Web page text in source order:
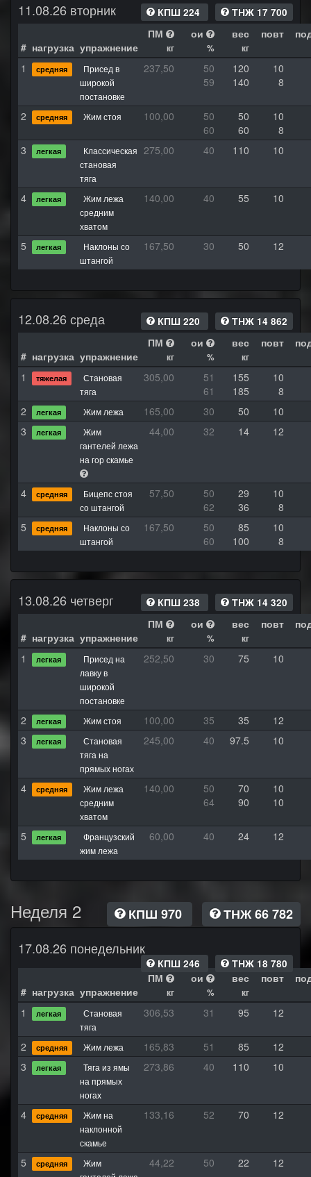
11.08.26 вторник КПШ 224 ТНЖ 17 700
# нагрузка упражнение
ПМ
кг
ои
%
вес
кг
повт
1 средняя
Присед в
широкой
постановке
237,50 50 120
10
59
140 8
2 средняя Жим стоя 100,00 50 50
10
60
60
8
3
легкая
Классическая
становая
тяга
275,00 40 110 10
4 легкая
Жим лежа
средним
хватом
140,00 40 55 10
5 легкая
Наклоны со
штангой
167,50 30 50 12
12.08.26 среда КПШ 220 ТНЖ 14 862
# нагрузка упражнение
ПМ
кг
ои
%
вес
кг
повт
1 тяжелая
Становая
тяга
305,00 51 155
10
61
185
8
2
легкая Жим лежа 165,00 30 50
10
3
легкая
Жим
гантелей лежа
на гор скамье
44,00 32 14 12
4 средняя
Бицепс стоя
со штангой
57,50 50 29
10
62
36
8
5
средняя
Наклоны со
штангой
167,50 50 85
10
60
100 8
13.08.26 четверг КПШ 238 ТНЖ 14 320
# нагрузка упражнение
ПМ
кг
ои
%
вес
кг
повт
1 легкая
Присед на
лавку в
широкой
постановке
252,50 30 75 10
2 легкая Жим стоя 100,00 35 35
12
3
легкая
Становая
тяга на
прямых ногах
245,00 40 97.5 10
4 средняя
Жим лежа
средним
хватом
140,00 50 70
10
64
90 10
5 легкая
Французский
жим лежа
60,00 40 24 12
Неделя 2 КПШ 970
ТНЖ 66 782
17.08.26 понедельник
КПШ 246 ТНЖ 18 780
# нагрузка упражнение
ПМ
кг
ои
%
вес
кг
повт
1 легкая
Становая
тяга
306,53 31 95 12
2 средняя Жим лежа 165,83 51 85
12
3
легкая
Тяга из ямы
на прямых
ногах
273,86 40 110 10
4 средняя
Жим на
наклонной
скамье
133,16 52 70 12
5 средняя
Жим
44,22 50 22 12